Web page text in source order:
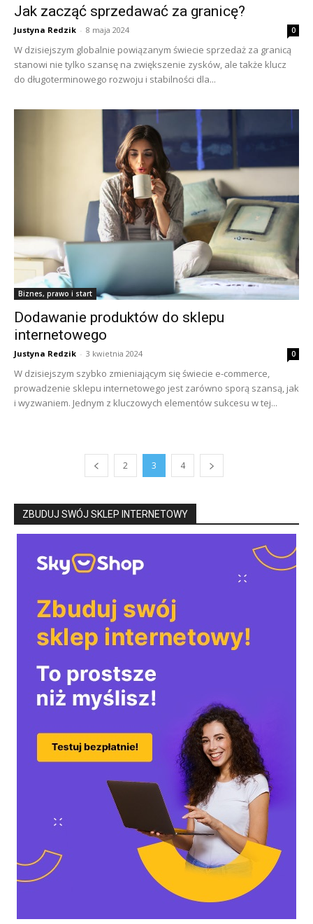
Jak zacząć sprzedawać za granicę?
Justyna Redzik - 8 maja 2024 0
W dzisiejszym globalnie powiązanym świecie sprzedaż za granicą
stanowi nie tylko szansę na zwiększenie zysków, ale także klucz
do długoterminowego rozwoju i stabilności dla...
Biznes, prawo i start
Dodawanie produktów do sklepu
internetowego
Justyna Redzik - 3 kwietnia 2024 0
W dzisiejszym szybko zmieniającym się świecie e-commerce,
prowadzenie sklepu internetowego jest zarówno sporą szansą, jak
i wyzwaniem. Jednym z kluczowych elementów sukcesu w tej...
2 3 4
ZBUDUJ SWÓJ SKLEP INTERNETOWY